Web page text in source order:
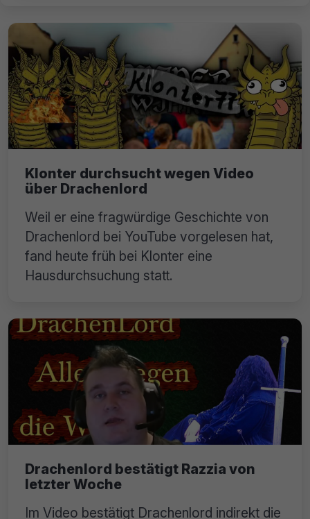
Klonter durchsucht wegen Video
über Drachenlord
Weil er eine fragwürdige Geschichte von
Drachenlord bei YouTube vorgelesen hat,
fand heute früh bei Klonter eine
Hausdurchsuchung statt.
Drachenlord bestätigt Razzia von
letzter Woche
Im Video bestätigt Drachenlord indirekt die